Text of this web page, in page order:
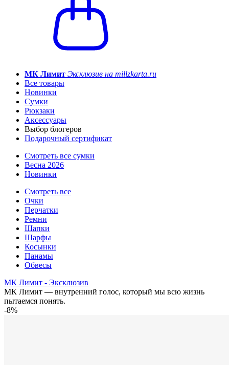
МК Лимит Эксклюзив на millzkarta.ru
Все товары
Новинки
Сумки
Рюкзаки
Аксессуары
Выбор блогеров
Подарочный сертификат
Смотреть все сумки
Весна 2026
Новинки
Смотреть все
Очки
Перчатки
Ремни
Шапки
Шарфы
Косынки
Панамы
Обвесы
МК Лимит - Эксклюзив
МК Лимит — внутренний голос, который мы всю жизнь
пытаемся понять.
-8%